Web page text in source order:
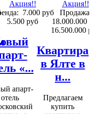
7.000 руб
5.500 руб
«...
апарт-
отель
Продажа:
18.000.000
16.500.000
Квартира
в Ялте в
н...
Предлагаем
купить